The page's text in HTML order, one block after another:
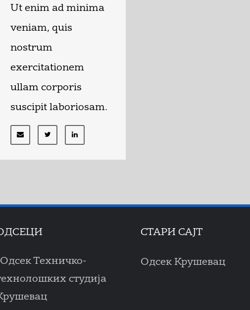
Ut enim ad minima
veniam, quis
nostrum
exercitationem
ullam corporis
suscipit laboriosam.
Одсек Техничко-
студија
СТАРИ САЈТ
Одсек Крушевац